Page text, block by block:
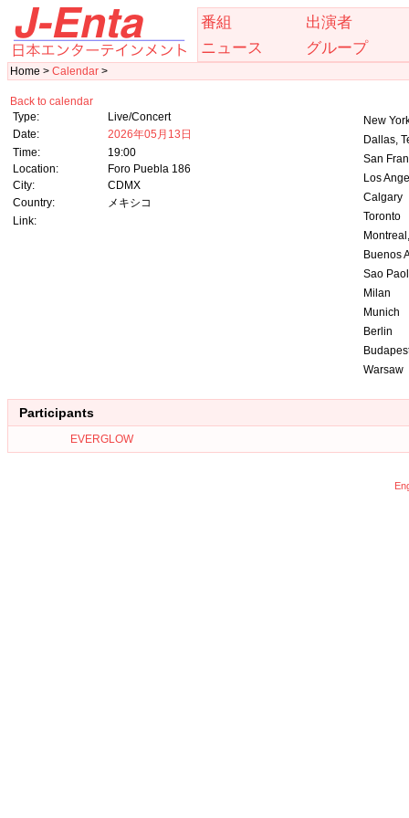
番組
出演者
ニュース
グループ
Home > Calendar >
Back to calendar
Type:
Live/Concert
Date:
2026年05月13日
Time:
19:00
Location:
Foro Puebla 186
City:
CDMX
Country:
メキシコ
Link:
New
Dallas,
San
Los
Calgary
Toronto
Buenos
Sao
Milan
Munich
Berlin
Warsaw
Participants
EVERGLOW